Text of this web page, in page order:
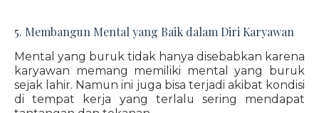
5. Membangun Mental yang Baik dalam Diri Karyawan
Mental yang buruk tidak hanya disebabkan karena
karyawan memang memiliki mental yang buruk
sejak lahir. Namun ini juga bisa terjadi akibat kondisi
di tempat kerja yang terlalu sering mendapat